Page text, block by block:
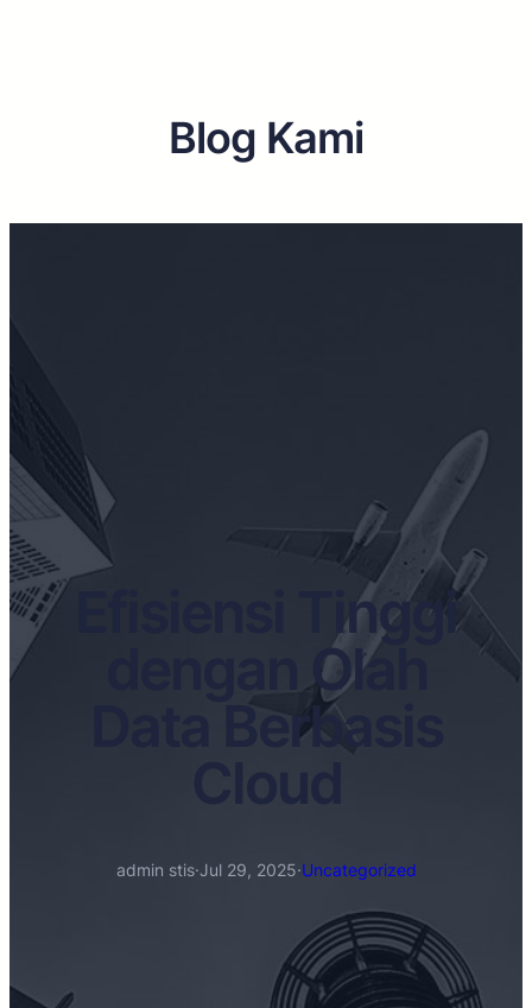
Blog Kami
Efisiensi Tinggi
dengan Olah
Data Berbasis
admin stis·Jul 29, 2025·Uncategorized